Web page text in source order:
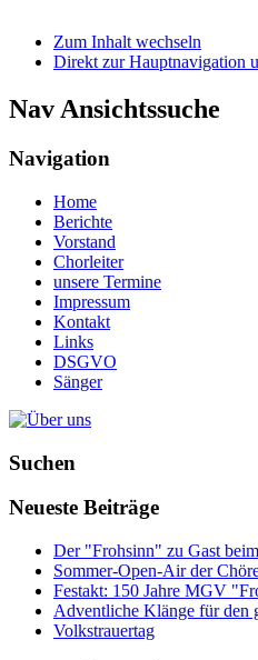
Zum Inhalt wechseln
Direkt zur Hauptnavigation
Nav Ansichtssuche
Navigation
Home
Berichte
Vorstand
Chorleiter
unsere Termine
Impressum
Kontakt
Links
DSGVO
Sänger
Suchen
Neueste Beiträge
Der "Frohsinn" zu Gast
Sommer-Open-Air der
Festakt: 150 Jahre MGV
Adventliche Klänge für den
Volkstrauertag